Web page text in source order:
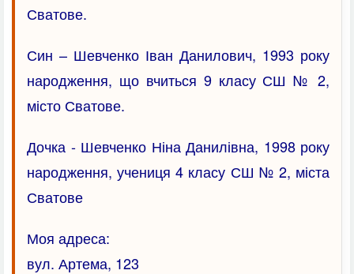
Сватове.
Син – Шевченко Іван Данилович, 1993 року
народження, що вчиться 9 класу СШ № 2,
місто Сватове.
Дочка - Шевченко Ніна Данилівна, 1998 року
народження, учениця 4 класу СШ № 2, міста
Сватове
Моя адреса:
вул. Артема, 123